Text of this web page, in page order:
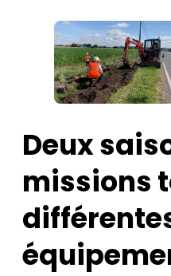
Deux
missions